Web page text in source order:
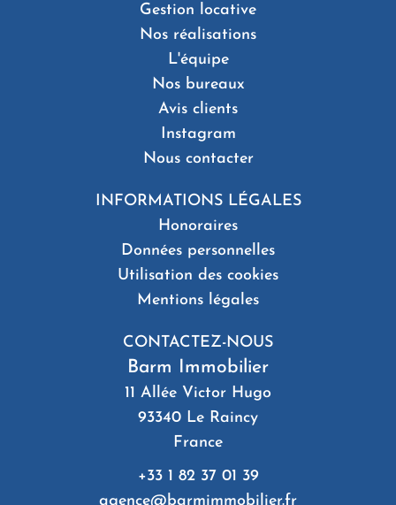
Gestion locative
Nos réalisations
L'équipe
Nos bureaux
Avis clients
Instagram
Nous contacter
INFORMATIONS LÉGALES
Honoraires
Données personnelles
Utilisation des cookies
Mentions légales
CONTACTEZ-NOUS
Barm Immobilier
11 Allée Victor Hugo
93340 Le Raincy
France
+33 1 82 37 01 39
agence@barmimmobilier.fr